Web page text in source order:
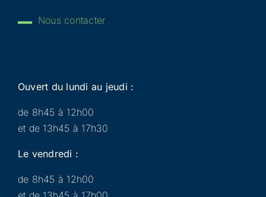
Nous contacter
Ouvert du lundi au jeudi :
de 8h45 à 12h00
et de 13h45 à 17h30
Le vendredi :
de 8h45 à 12h00